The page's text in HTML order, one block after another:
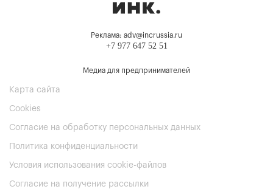
Реклама: adv@incrussia.ru
+7 977 647 52 51
Медиа для предпринимателей
Карта сайта
Cookies
Согласие на обработку персональных данных
Политика конфиденциальности
Условия использования cookie-файлов
Согласие на получение рассылки